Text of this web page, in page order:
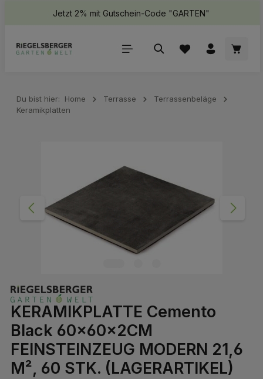
springenJetzt 2% mit Gutschein-Code "GARTEN"
Du bist hier: Home Terrasse
Terrassenbeläge
Keramikplatten
KERAMIKPLATTE Cemento
Black 60x60x2CM
FEINSTEINZEUG MODERN 21,6
M², 60 STK. (LAGERARTIKEL)